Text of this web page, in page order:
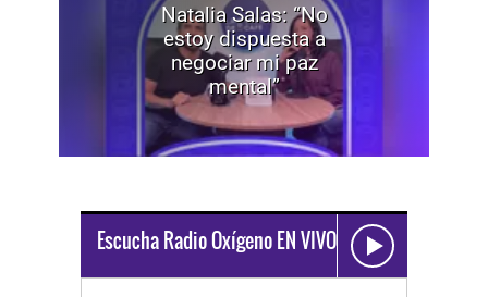
Natalia Salas: “No
estoy dispuesta a
negociar mi paz
mental”
Escucha Radio Oxígeno EN VIVO